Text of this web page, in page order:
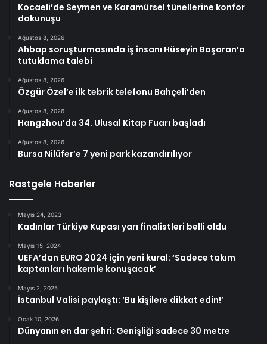
Kocaeli’de Seymen ve Karamürsel tünellerine konfor
dokunuşu
Ağustos 8, 2026
Ahbap soruşturmasında iş insanı Hüseyin Başaran’a
tutuklama talebi
Ağustos 8, 2026
Özgür Özel’e ilk tebrik telefonu Bahçeli’den
Ağustos 8, 2026
Hangzhou’da 34. Ulusal Kitap Fuarı başladı
Ağustos 8, 2026
Bursa Nilüfer’e 7 yeni park kazandırılıyor
Rastgele Haberler
Mayıs 24, 2023
Kadınlar Türkiye Kupası yarı finalistleri belli oldu
Mayıs 15, 2024
UEFA’dan EURO 2024 için yeni kural: ‘Sadece takım
kaptanları hakemle konuşacak’
Mayıs 2, 2025
İstanbul Valisi paylaştı: ‘Bu kişilere dikkat edin!’
Ocak 10, 2026
Dünyanın en dar şehri: Genişliği sadece 30 metre